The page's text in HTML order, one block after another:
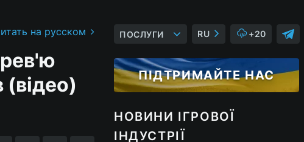
на русском
(відео)
ПОСЛУГИ RU +20
ПІДТРИМАЙТЕ НАС
НОВИНИ ІГРОВОЇ
ІНДУСТРІЇ